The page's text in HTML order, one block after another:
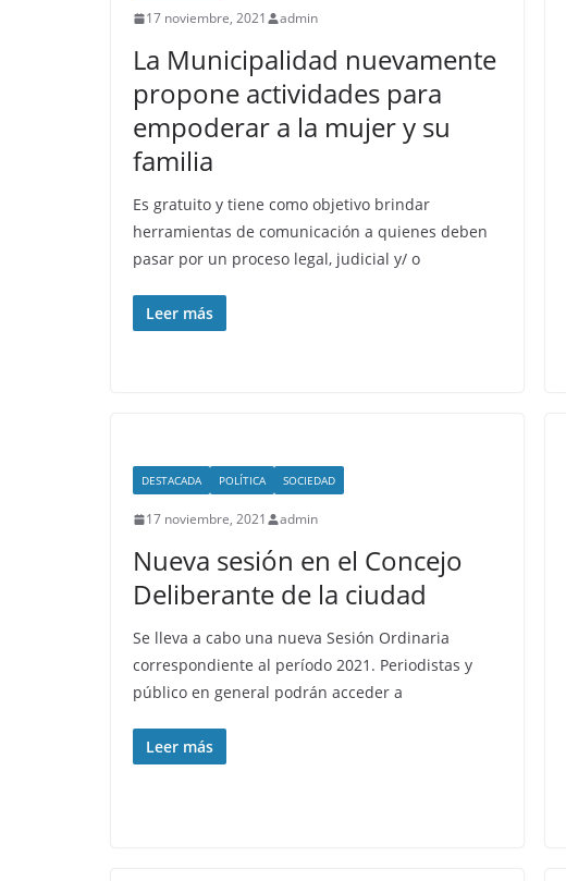
17 noviembre, 2021 admin
La Municipalidad nuevamente
propone actividades para
empoderar a la mujer y su
familia
Es gratuito y tiene como objetivo brindar
herramientas de comunicación a quienes deben
pasar por un proceso legal, judicial y/ o
Leer más
DESTACADA POLÍTICA SOCIEDAD
17 noviembre, 2021 admin
Nueva sesión en el Concejo
Deliberante de la ciudad
Se lleva a cabo una nueva Sesión Ordinaria
correspondiente al período 2021. Periodistas y
público en general podrán acceder a
Leer más